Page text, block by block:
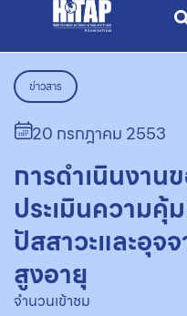
ข่าวสาร
20 กรกฎาคม 2553
การดำเนินงาน
ประเมินความคุ้
ปัสสาวะและอุจ
สูงอายุ
จำนวนเข้าชม